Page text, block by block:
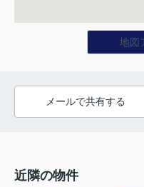
地図
メールで共有する
近隣の物件